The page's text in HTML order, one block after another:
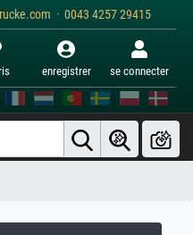
· 0043 4257 29415
enregistrer se connecter